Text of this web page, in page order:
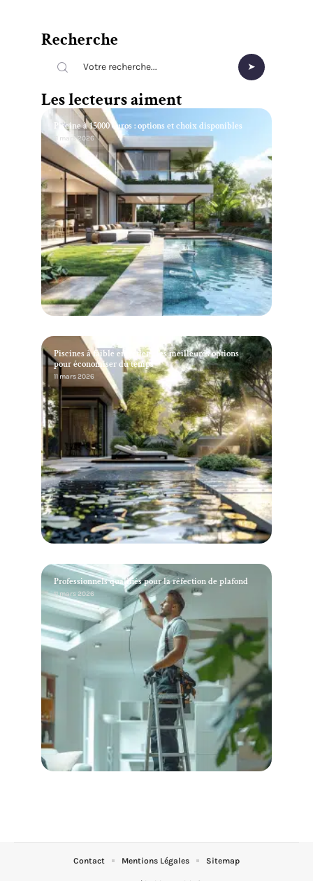
Recherche
Les lecteurs aiment
Piscine à 15000 euros : options et choix disponibles
11 mars 2026
Piscines à faible entretien : les meilleures options
pour économiser du temps
11 mars 2026
Professionnels qualifiés pour la réfection de plafond
11 mars 2026
Contact Mentions Légales Sitemap